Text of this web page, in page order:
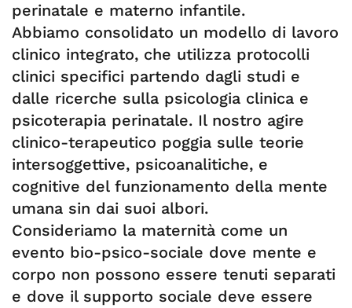
perinatale e materno infantile.
Abbiamo consolidato un modello di lavoro
clinico integrato, che utilizza protocolli
clinici specifici partendo dagli studi e
dalle ricerche sulla psicologia clinica e
psicoterapia perinatale. Il nostro agire
clinico-terapeutico poggia sulle teorie
intersoggettive, psicoanalitiche, e
cognitive del funzionamento della mente
umana sin dai suoi albori.
Consideriamo la maternità come un
evento bio-psico-sociale dove mente e
corpo non possono essere tenuti separati
e dove il supporto sociale deve essere